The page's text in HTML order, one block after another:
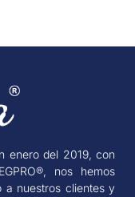
enero del 2019, con
nos hemos
a nuestros clientes y